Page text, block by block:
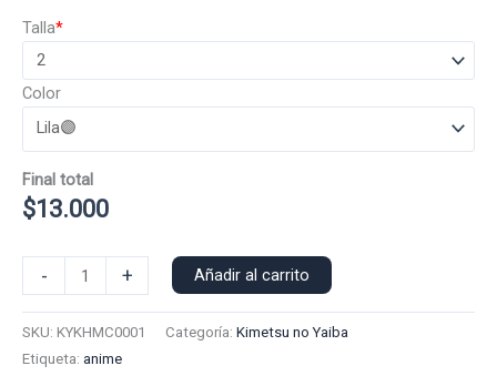
*
Talla
Color
Final total
$13.000
-
Manga
+ Añadir al carrito
SKU: KYKHMC0001 Categoría: Kimetsu no Yaiba
Etiqueta: anime